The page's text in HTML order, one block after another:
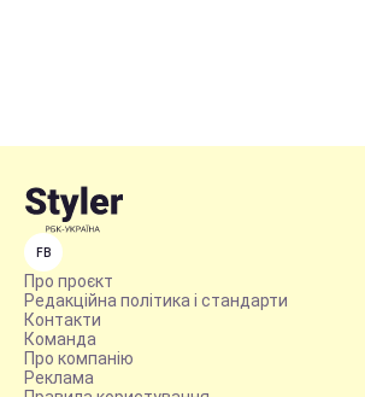
FB
Про проєкт
Редакційна політика і стандарти
Контакти
Команда
Про компанію
Реклама